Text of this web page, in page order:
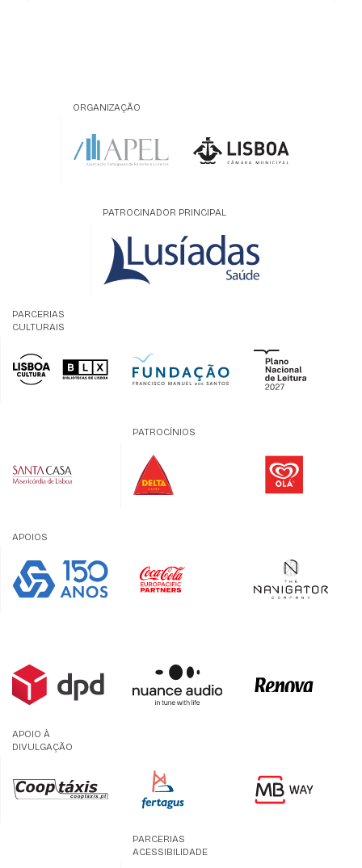
ORGANIZAÇÃO
PATROCINADOR PRINCIPAL
PARCERIAS
CULTURAIS
PATROCÍNIOS
APOIOS
APOIO À
DIVULGAÇÃO
PARCERIAS
ACESSIBILIDADE